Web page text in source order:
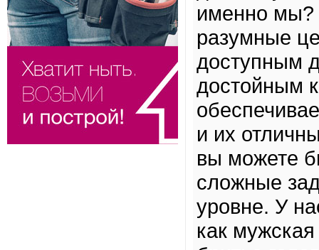
именно мы?
разумные
доступным
достойным
и их
вы можете
сложные
уровне. У
как